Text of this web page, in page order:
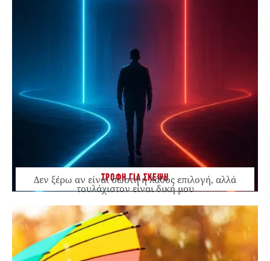
ΤΡΟΦΗ ΓΙΑ ΣΚΕΨΗ
Δεν ξέρω αν είναι σωστή ή λάθος επιλογή, αλλά
τουλάχιστον είναι δική μου